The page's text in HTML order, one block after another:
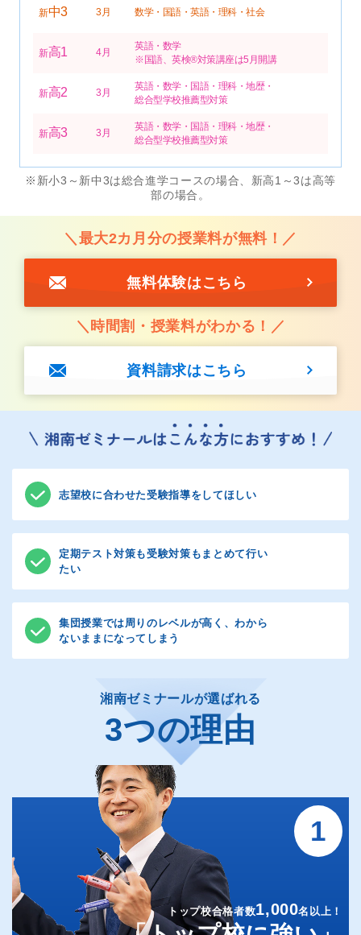
新中3 3月 数学・国語・英語・理科・社会
新高1 4月
英語・数学
※国語、英検®対策講座は5月開講
新高2 3月
英語・数学・国語・理科・地歴・
総合型学校推薦型対策
新高3 3月
英語・数学・国語・理科・地歴・
総合型学校推薦型対策
※新小3～新中3は総合進学コースの場合、新高1～3は高等
部の場合。
＼最大2カ月分の授業料が無料！／
無料体験はこちら
＼時間割・授業料がわかる！／
資料請求はこちら
志望校に合わせた受験指導をしてほしい
定期テスト対策も受験対策もまとめて行い
たい
集団授業では周りのレベルが高く、わから
ないままになってしまう
湘南ゼミナールが選ばれる
3つの理由
1
トップ校合格者数1,000名以上！